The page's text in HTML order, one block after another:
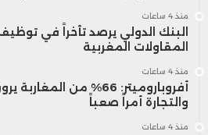
منذ 4 ساعات
البنك الدولي يرصد تأخراً في
المقاولات المغربية
منذ 4 ساعات
أفروباروميتر: 66% من
والتجارة أمراً صعباً
منذ 4 ساعات